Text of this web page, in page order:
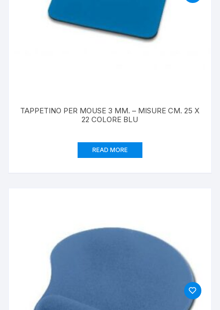
TAPPETINO PER MOUSE 3 MM. – MISURE CM. 25 X
22 COLORE BLU
READ MORE